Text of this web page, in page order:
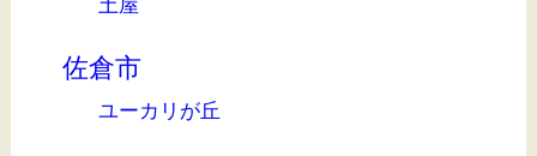
佐倉市
ユーカリが丘